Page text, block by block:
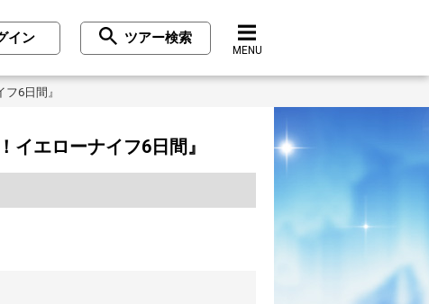
イン ツアー検索
MENU
6日間』
イエローナイフ6日間』